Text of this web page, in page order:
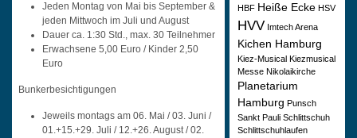
Jeden Montag von Mai bis September &
jeden Mittwoch im Juli und August
Dauer ca. 1:30 Std., max. 30 Teilnehmer
Erwachsene 5,00 Euro / Kinder 2,50
Euro
Bunkerbesichtigungen
Jeweils montags am 06. Mai / 03. Juni /
01.+15.+29. Juli / 12.+26. August / 02.
HBF Heiße Ecke HSV
HVV Imtech Arena
Kichen Hamburg
Kiez-Musical Kiezmusical
Messe Nikolaikirche
Planetarium
Hamburg Punsch
Sankt Pauli Schlittschuh
Schlittschuhlaufen